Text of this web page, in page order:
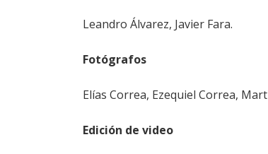
Leandro Álvarez, Javier Fara.
Fotógrafos
Elías Correa, Ezequiel Correa,
Edición de video